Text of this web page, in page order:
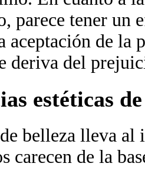
parece tener un
aceptación de la
deriva del
estéticas
belleza lleva al
carecen de la